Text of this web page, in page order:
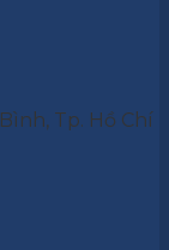
Tp. Hồ Chí